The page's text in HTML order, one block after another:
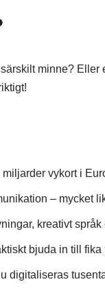
minne?
vykort i
– mycket
kreativt
bjuda in till
digitaliseras